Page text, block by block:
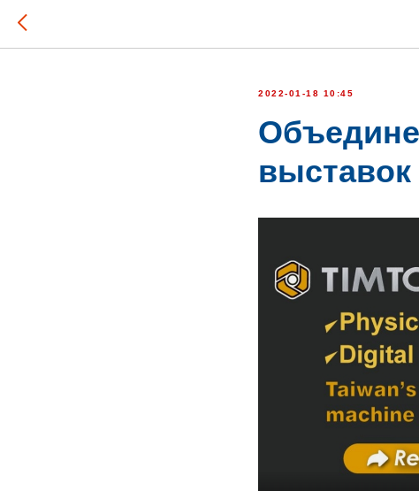
2022-01-18 10:45
выставок